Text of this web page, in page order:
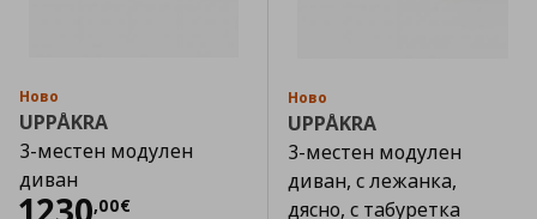
Ново
UPPÅKRA
3-местен модулен
диван
,00€
Цена1230,00 €
Ново
UPPÅKRA
3-местен модулен
диван, с лежанка,
дясно, с табуретка